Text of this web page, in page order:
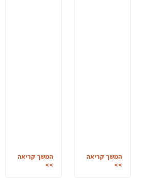
המשך קריאה
>>
המשך קריאה
>>